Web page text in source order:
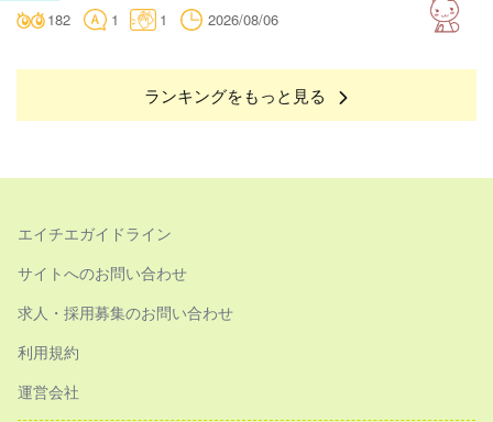
182 1 1 2026/08/06
ランキングをもっと見る
エイチエガイドライン
サイトへのお問い合わせ
求人・採用募集のお問い合わせ
利用規約
運営会社